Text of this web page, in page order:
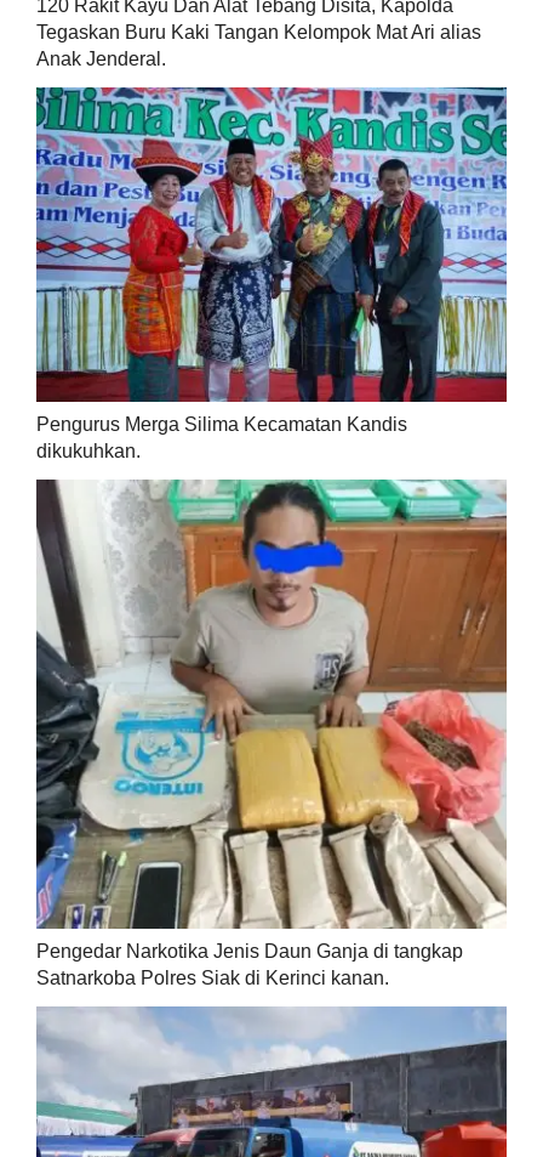
120 Rakit Kayu Dan Alat Tebang Disita, Kapolda
Tegaskan Buru Kaki Tangan Kelompok Mat Ari alias
Anak Jenderal.
Pengurus Merga Silima Kecamatan Kandis
dikukuhkan.
Pengedar Narkotika Jenis Daun Ganja di tangkap
Satnarkoba Polres Siak di Kerinci kanan.